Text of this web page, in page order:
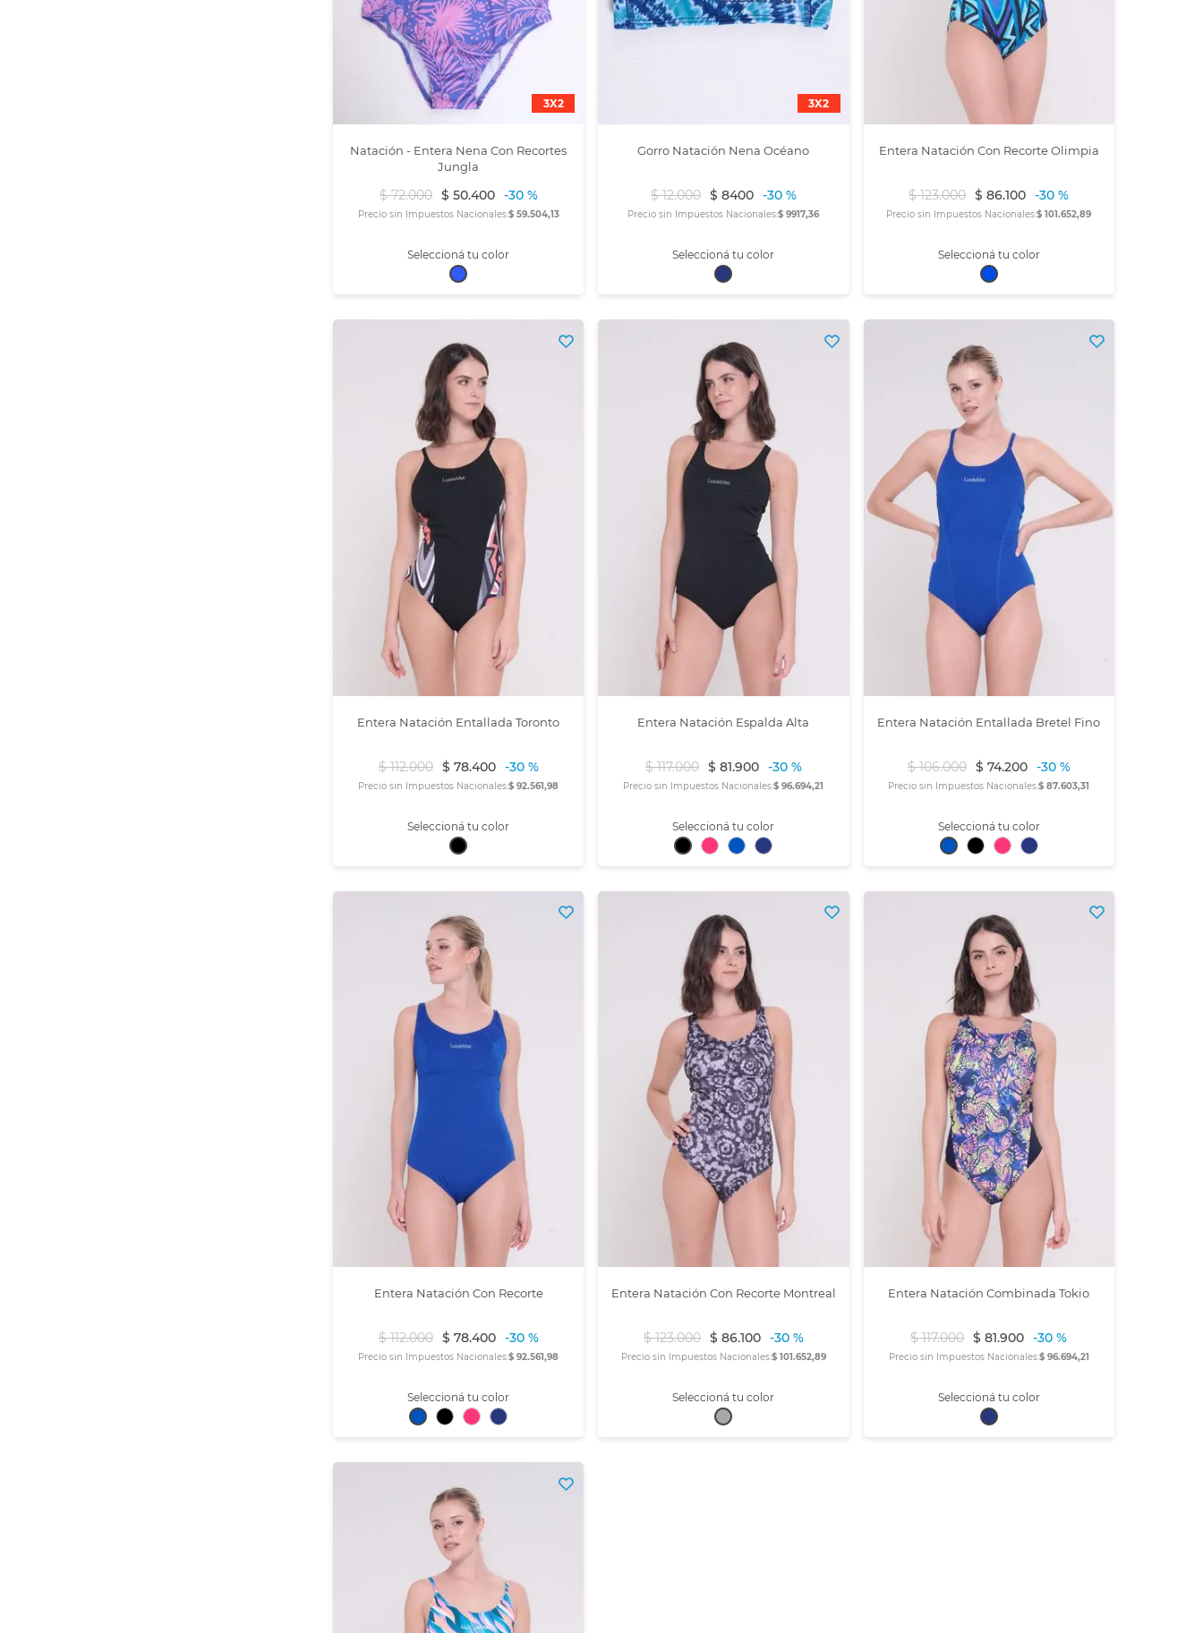
3X2
Natación - Entera Nena Con Recortes
Jungla
$ 72.000 $ 50.400 -30 %
Precio sin Impuestos Nacionales:$ 59.504,13
3X2
Gorro Natación Nena Océano
$ 12.000 $ 8400 -30 %
Precio sin Impuestos Nacionales:$ 9917,36
Entera Natación Con Recorte Olimpia
$ 123.000 $ 86.100 -30 %
Precio sin Impuestos Nacionales:$ 101.652,89
Entera Natación Entallada Toronto
$ 112.000 $ 78.400 -30 %
Precio sin Impuestos Nacionales:$ 92.561,98
Entera Natación Espalda Alta
$ 117.000 $ 81.900 -30 %
Precio sin Impuestos Nacionales:$ 96.694,21
Entera Natación Entallada Bretel Fino
$ 106.000 $ 74.200 -30 %
Precio sin Impuestos Nacionales:$ 87.603,31
Entera Natación Con Recorte
$ 112.000 $ 78.400 -30 %
Precio sin Impuestos Nacionales:$ 92.561,98
Entera Natación Con Recorte Montreal
$ 123.000 $ 86.100 -30 %
Precio sin Impuestos Nacionales:$ 101.652,89
Entera Natación Combinada Tokio
$ 117.000 $ 81.900 -30 %
Precio sin Impuestos Nacionales:$ 96.694,21